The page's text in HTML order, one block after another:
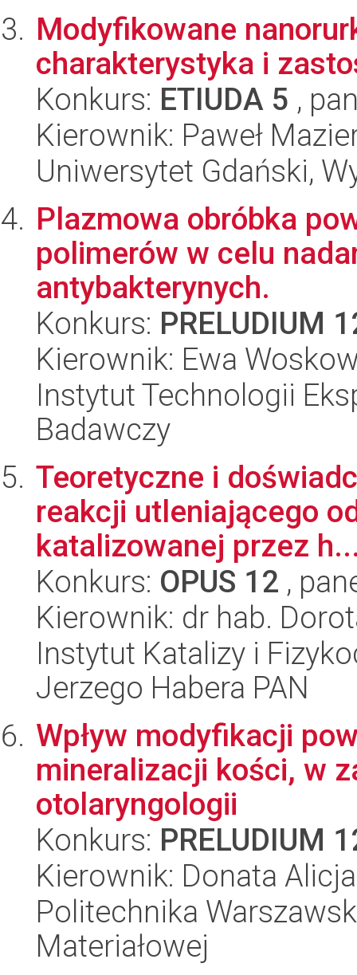
Modyfikowane
charakterystyka i
Konkurs: ETIUDA 5 ,
Kierownik: Paweł
Uniwersytet Gdański,
Plazmowa obróbka
polimerów w celu
antybakterynych.
Konkurs: PRELUDIUM
Kierownik: Ewa
Instytut Technologii
Badawczy
Teoretyczne i
reakcji utleniającego
katalizowanej przez
Konkurs: OPUS 12 ,
Kierownik: dr hab.
Instytut Katalizy i
Jerzego Habera PAN
Wpływ modyfikacji
mineralizacji kości, w
otolaryngologii
Konkurs: PRELUDIUM
Kierownik: Donata
Politechnika
Materiałowej